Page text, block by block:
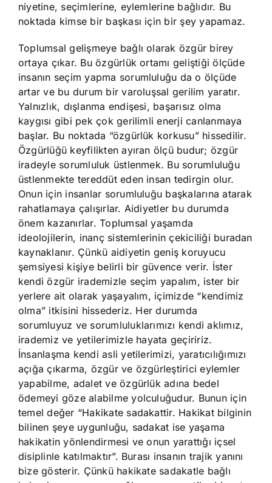
niyetine, seçimlerine, eylemlerine bağlıdır. Bu
noktada kimse bir başkası için bir şey yapamaz.
Toplumsal gelişmeye bağlı olarak özgür birey
ortaya çıkar. Bu özgürlük ortamı geliştiği ölçüde
insanın seçim yapma sorumluluğu da o ölçüde
artar ve bu durum bir varoluşsal gerilim yaratır.
Yalnızlık, dışlanma endişesi, başarısız olma
kaygısı gibi pek çok gerilimli enerji canlanmaya
başlar. Bu noktada “özgürlük korkusu” hissedilir.
Özgürlüğü keyfilikten ayıran ölçü budur; özgür
iradeyle sorumluluk üstlenmek. Bu sorumluluğu
üstlenmekte tereddüt eden insan tedirgin olur.
Onun için insanlar sorumluluğu başkalarına atarak
rahatlamaya çalışırlar. Aidiyetler bu durumda
önem kazanırlar. Toplumsal yaşamda
ideolojilerin, inanç sistemlerinin çekiciliği buradan
kaynaklanır. Çünkü aidiyetin geniş koruyucu
şemsiyesi kişiye belirli bir güvence verir. İster
kendi özgür irademizle seçim yapalım, ister bir
yerlere ait olarak yaşayalım, içimizde “kendimiz
olma” itkisini hissederiz. Her durumda
sorumluyuz ve sorumluluklarımızı kendi aklımız,
irademiz ve yetilerimizle hayata geçiririz.
İnsanlaşma kendi asli yetilerimizi, yaratıcılığımızı
açığa çıkarma, özgür ve özgürleştirici eylemler
yapabilme, adalet ve özgürlük adına bedel
ödemeyi göze alabilme yolculuğudur. Bunun için
temel değer “Hakikate sadakattir. Hakikat bilginin
bilinen şeye uygunluğu, sadakat ise yaşama
hakikatin yönlendirmesi ve onun yarattığı içsel
disiplinle katılmaktır”. Burası insanın trajik yanını
bize gösterir. Çünkü hakikate sadakatle bağlı